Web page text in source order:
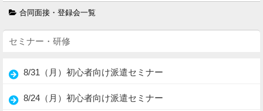
合同面接・登録会一覧
セミナー・研修
8/31（月）初心者向け派遣セミナー
8/24（月）初心者向け派遣セミナー